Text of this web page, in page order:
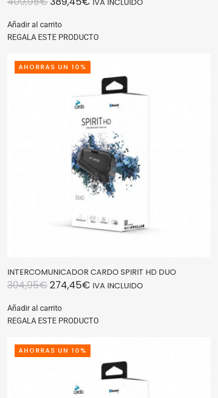
ORIGINAL
409,95€.389,45€.
Añadir al carrito
REGALA ESTE PRODUCTO
AHORRAS UN 10%
INTERCOMUNICADOR CARDO SPIRIT HD DUO
304,95€ EL
ORIGINAL
304,95€.
274,45€EL
274,45€.
IVA INCLUIDO
Añadir al carrito
REGALA ESTE PRODUCTO
AHORRAS UN 10%